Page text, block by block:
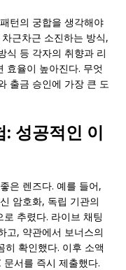
턴의 궁합을 생각해야
근차근 소진하는 방식,
식 등 각자의 취향과 리
효율이 높아진다. 무엇
출금 승인에 가장 큰 도
성공적인 이
은 렌즈다. 예를 들어,
암호화, 독립 기관의
추렸다. 라이브 채팅
고, 약관에서 보너스의
히 확인했다. 이후 소액
서를 즉시 제출했다.